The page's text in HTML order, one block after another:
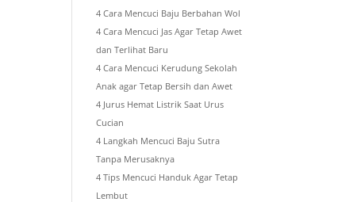
4 Cara Mencuci Baju Berbahan Wol
4 Cara Mencuci Jas Agar Tetap Awet
dan Terlihat Baru
4 Cara Mencuci Kerudung Sekolah
Anak agar Tetap Bersih dan Awet
4 Jurus Hemat Listrik Saat Urus
Cucian
4 Langkah Mencuci Baju Sutra
Tanpa Merusaknya
4 Tips Mencuci Handuk Agar Tetap
Lembut